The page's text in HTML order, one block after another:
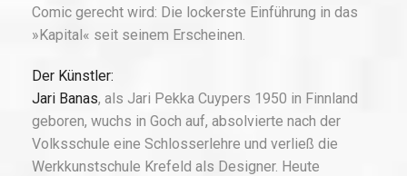
Comic gerecht wird: Die lockerste Einführung in das
»Kapital« seit seinem Erscheinen.
Der Künstler:
Jari Banas, als Jari Pekka Cuypers 1950 in Finnland
geboren, wuchs in Goch auf, absolvierte nach der
Volksschule eine Schlosserlehre und verließ die
Werkkunstschule Krefeld als Designer. Heute